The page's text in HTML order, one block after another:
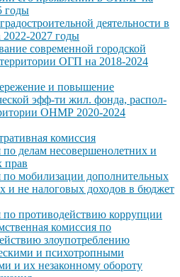
годы
деятельности в
2027 годы
современной городской
ОГП на 2018-2024
и повышение
эфф-ти жил. фонда, распол-
ОНМР 2020-2024
комиссия
делам несовершенолетних и
прав
по мобилизации дополнительных
и не налоговых доходов в бюджет
по противодействию коррупции
комиссия по
злоупотреблению
и психотропными
и их незаконному обороту